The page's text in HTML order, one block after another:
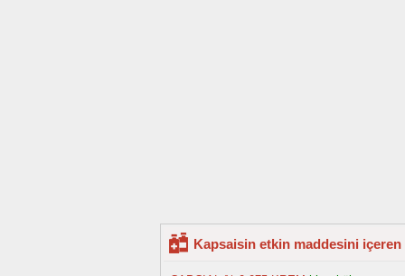
Kapsaisin etkin maddesini